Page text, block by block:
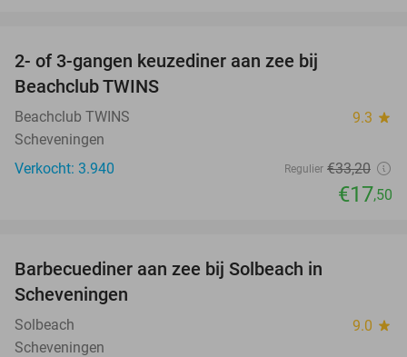
2- of 3-gangen keuzediner aan zee bij
Beachclub TWINS
Beachclub TWINS 9.3 star
Scheveningen
Verkocht: 3.940
Regulier €33,20
€17,50
Barbecuediner aan zee bij Solbeach in
Scheveningen
Solbeach 9.0 star
Scheveningen